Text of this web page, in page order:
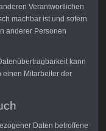
Verantwortlichen
machbar ist und sofern
anderer Personen
kann
einen Mitarbeiter der
Daten betroffene